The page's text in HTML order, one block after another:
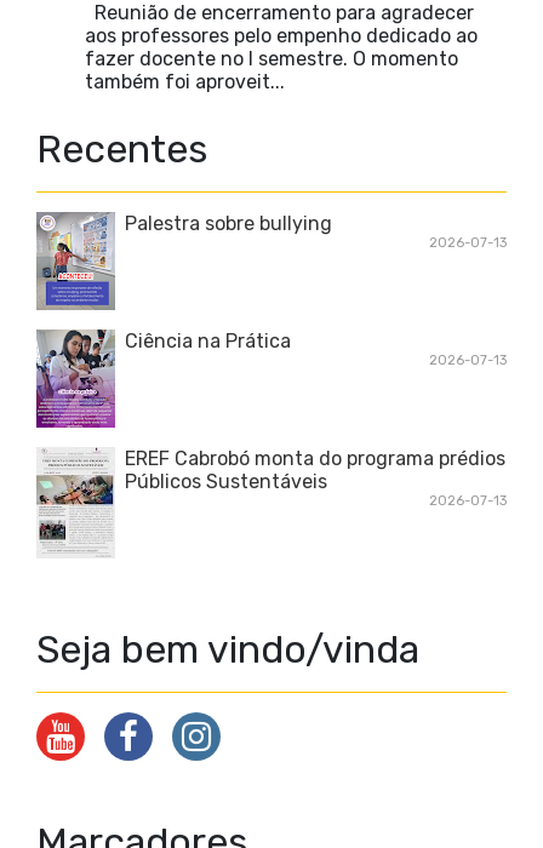
Reunião de encerramento para agradecer
aos professores pelo empenho dedicado ao
fazer docente no I semestre. O momento
também foi aproveit...
Recentes
Palestra sobre bullying
2026-07-13
Ciência na Prática
2026-07-13
EREF Cabrobó monta do programa prédios
Públicos Sustentáveis
2026-07-13
Seja bem vindo/vinda